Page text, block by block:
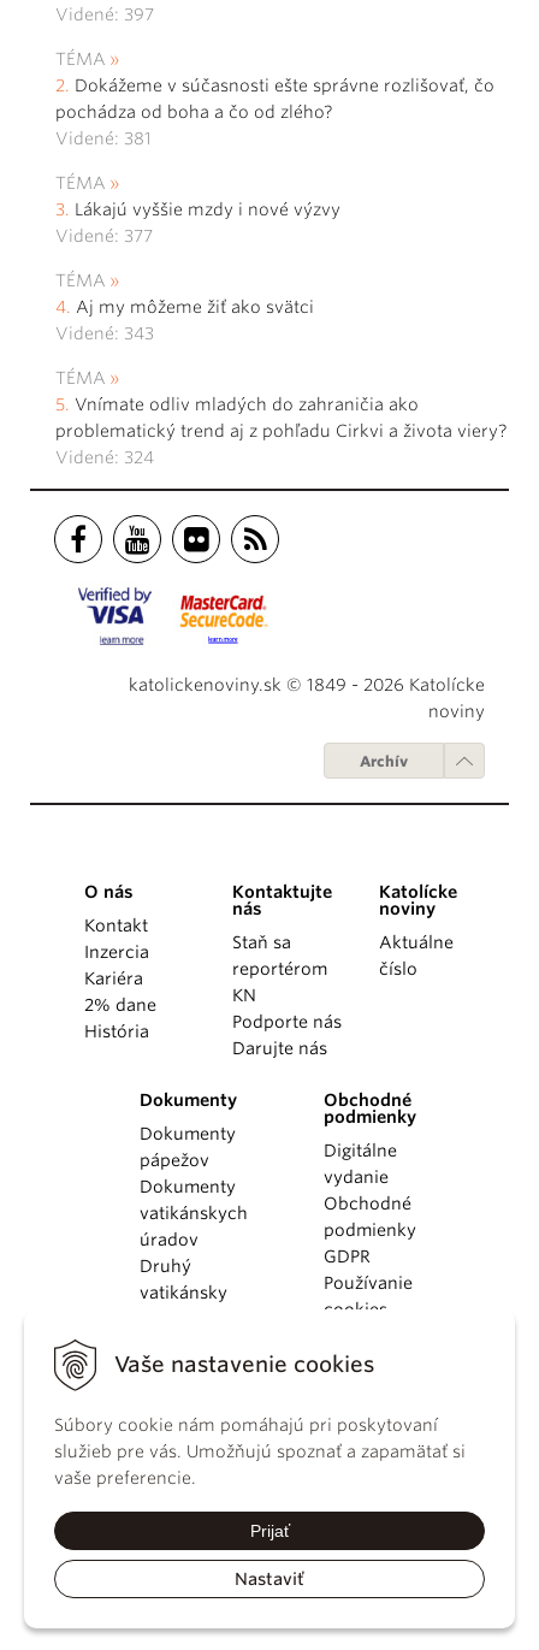
Vaše nastavenie cookies
Súbory cookie nám pomáhajú pri poskytovaní
služieb pre vás. Umožňujú spoznať a zapamätať si
vaše preferencie.
Prijať
Nastaviť
Videné: 397
TÉMA
Dokážeme v súčasnosti ešte správne rozlišovať, čo
pochádza od boha a čo od zlého?
Videné: 381
TÉMA
Lákajú vyššie mzdy i nové výzvy
Videné: 377
TÉMA
Aj my môžeme žiť ako svätci
Videné: 343
TÉMA
Vnímate odliv mladých do zahraničia ako
problematický trend aj z pohľadu Cirkvi a života viery?
Videné: 324
katolickenoviny.sk © 1849 - 2026 Katolícke
noviny
Archív
O nás
Kontakt
Inzercia
Kariéra
2% dane
História
Kontaktujte
nás
Staň sa
reportérom
KN
Podporte nás
Darujte nás
Katolícke
noviny
Aktuálne
číslo
Dokumenty
Dokumenty
pápežov
Dokumenty
vatikánskych
úradov
Druhý
vatikánsky
KBS
kánonického
práva
Katechizmus
Obchodné
podmienky
Digitálne
vydanie
Obchodné
podmienky
GDPR
Používanie
cookies